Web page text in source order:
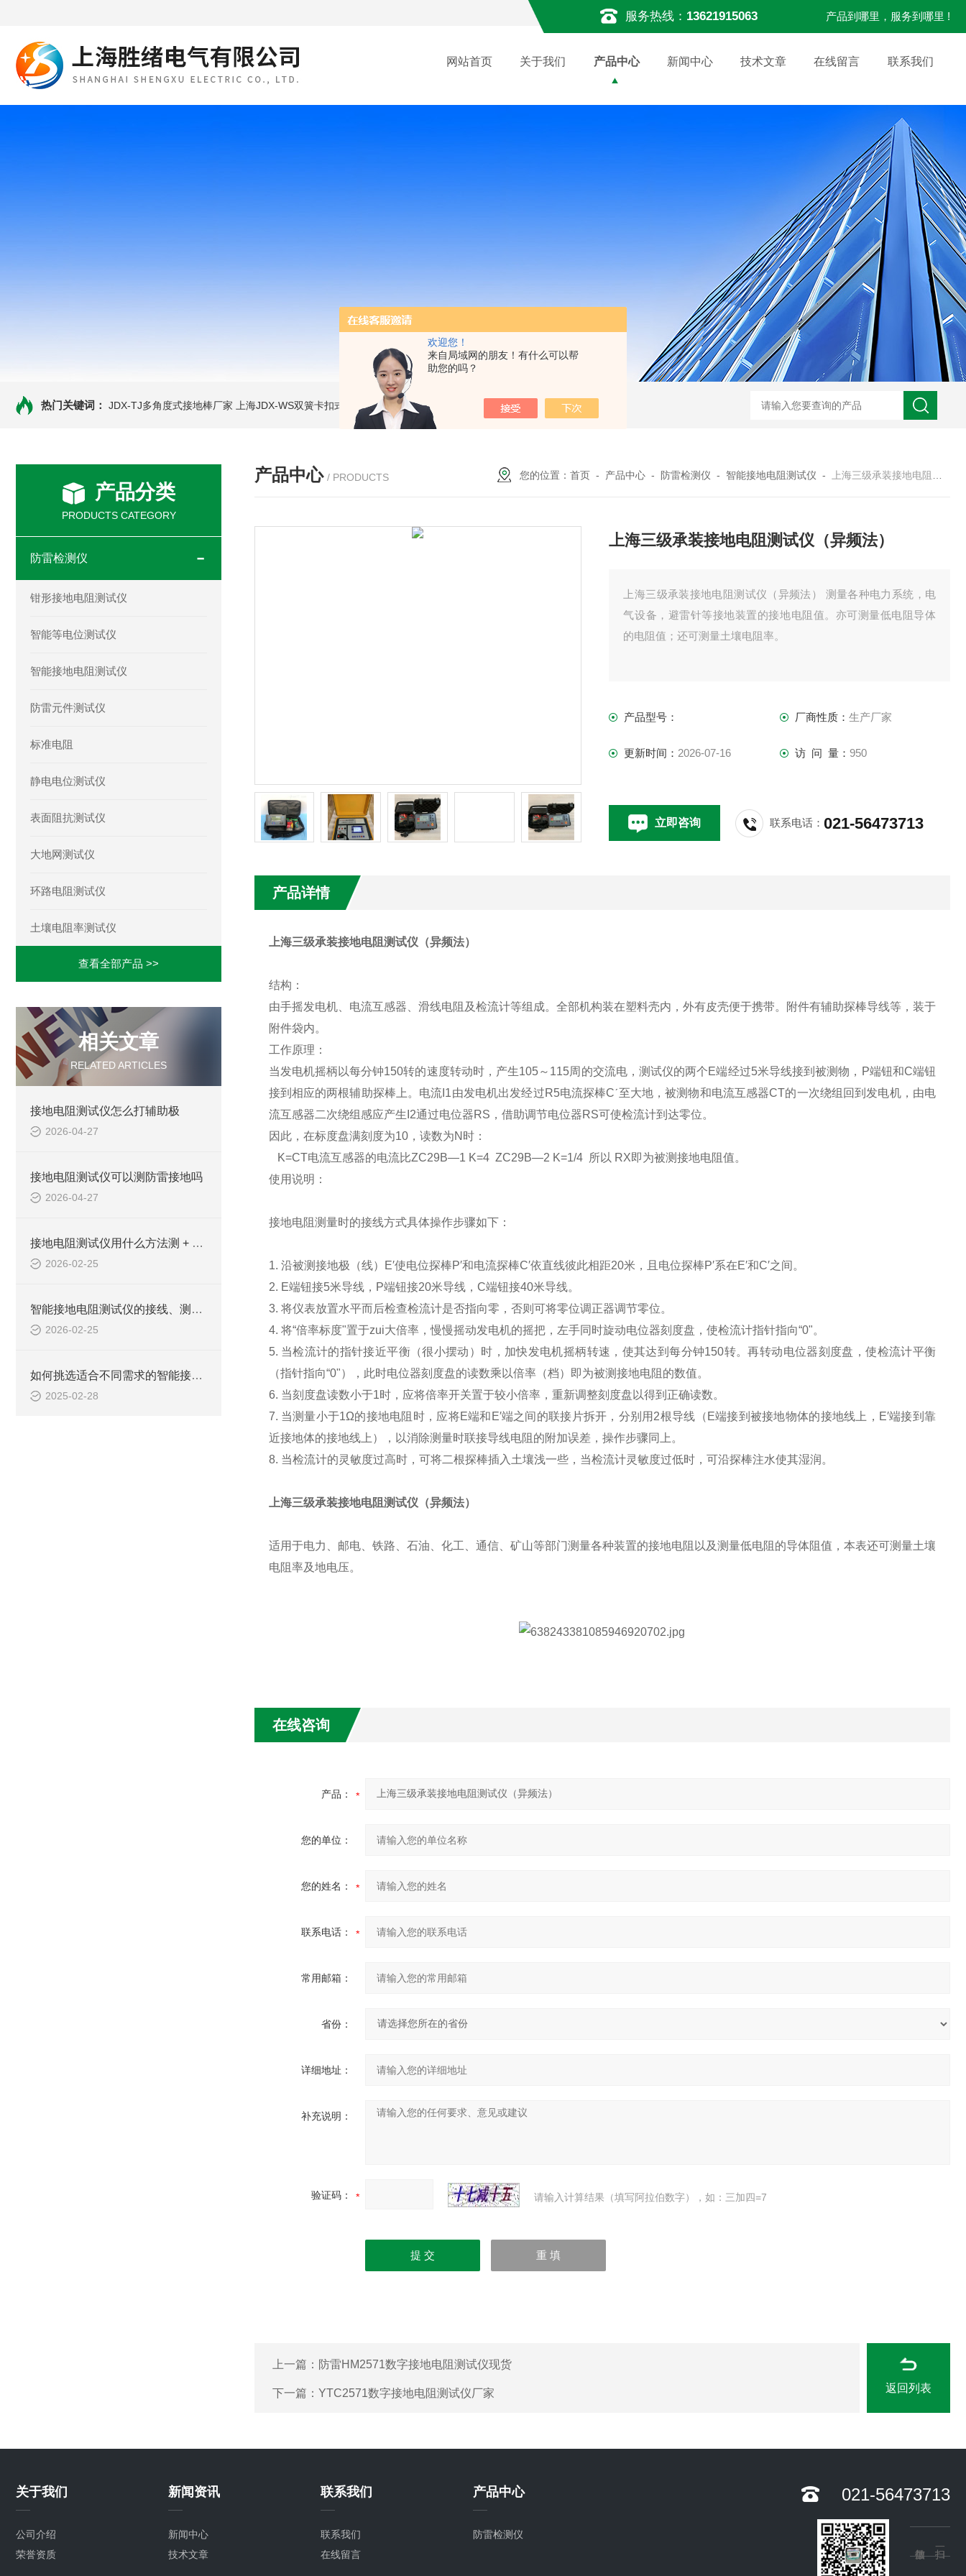
欢迎您！
来自局域网的朋友！有什么可以帮
助您的吗？
服务热线： 13621915063 产品到哪里，服务到哪里 !
网站首页 关于我们 产品中心 新闻中心 技术文章 在线留言 联系我们
热门关键词： JDX-TJ多角度式接地棒厂家 上海JDX-WS双簧卡扣式接地棒 JDX-WL圆口螺旋式（猴头式）接地棒 JDX-S双舌式接地棒价格 HD3400A接地电阻测试仪 S3010数字接地电阻测试仪现货
产品分类
PRODUCTS CATEGORY
防雷检测仪
钳形接地电阻测试仪
智能等电位测试仪
智能接地电阻测试仪
防雷元件测试仪
标准电阻
静电电位测试仪
表面阻抗测试仪
大地网测试仪
环路电阻测试仪
土壤电阻率测试仪
查看全部产品 >>
相关文章
RELATED ARTICLES
接地电阻测试仪怎么打辅助极
2026-04-27
接地电阻测试仪可以测防雷接地吗
2026-04-27
接地电阻测试仪用什么方法测 + 合格标准 + 简单操作步骤
2026-02-25
智能接地电阻测试仪的接线、测试、功能
2026-02-25
如何挑选适合不同需求的智能接地电阻测试仪？
2025-02-28
产品中心 / PRODUCTS 您的位置：首页 - 产品中心 - 防雷检测仪 - 智能接地电阻测试仪 - 上海三级承装接地电阻测试仪（异频法）
上海三级承装接地电阻测试仪（异频法）
上海三级承装接地电阻测试仪（异频法） 测量各种电力系统，电
气设备，避雷针等接地装置的接地电阻值。亦可测量低电阻导体
的电阻值；还可测量土壤电阻率。
产品型号： 厂商性质： 生产厂家
更新时间： 2026-07-16 访 问 量： 950
立即咨询 联系电话：021-56473713
产品详情
上海三级承装接地电阻测试仪（异频法）
结构：
由手摇发电机、电流互感器、滑线电阻及检流计等组成。全部机构装在塑料壳内，外有皮壳便于携带。附件有辅助探棒导线等，装于
附件袋内。
工作原理：
当发电机摇柄以每分钟150转的速度转动时，产生105～115周的交流电，测试仪的两个E端经过5米导线接到被测物，P端钮和C端钮
接到相应的两根辅助探棒上。电流I1由发电机出发经过R5电流探棒Cˊ至大地，被测物和电流互感器CT的一次绕组回到发电机，由电
流互感器二次绕组感应产生I2通过电位器RS，借助调节电位器RS可使检流计到达零位。
因此，在标度盘满刻度为10，读数为N时：
K=CT电流互感器的电流比ZC29B—1 K=4 ZC29B—2 K=1/4 所以 RX即为被测接地电阻值。
使用说明：
接地电阻测量时的接线方式具体操作步骤如下：
1. 沿被测接地极（线）E′使电位探棒P′和电流探棒C′依直线彼此相距20米，且电位探棒P′系在E′和C′之间。
2. E端钮接5米导线，P端钮接20米导线，C端钮接40米导线。
3. 将仪表放置水平而后检查检流计是否指向零，否则可将零位调正器调节零位。
4. 将“倍率标度"置于zui大倍率，慢慢摇动发电机的摇把，左手同时旋动电位器刻度盘，使检流计指针指向“0"。
5. 当检流计的指针接近平衡（很小摆动）时，加快发电机摇柄转速，使其达到每分钟150转。再转动电位器刻度盘，使检流计平衡
（指针指向“0"），此时电位器刻度盘的读数乘以倍率（档）即为被测接地电阻的数值。
6. 当刻度盘读数小于1时，应将倍率开关置于较小倍率，重新调整刻度盘以得到正确读数。
7. 当测量小于1Ω的接地电阻时，应将E端和E′端之间的联接片拆开，分别用2根导线（E端接到被接地物体的接地线上，E′端接到靠
近接地体的接地线上），以消除测量时联接导线电阻的附加误差，操作步骤同上。
8. 当检流计的灵敏度过高时，可将二根探棒插入土壤浅一些，当检流计灵敏度过低时，可沿探棒注水使其湿润。
上海三级承装接地电阻测试仪（异频法）
适用于电力、邮电、铁路、石油、化工、通信、矿山等部门测量各种装置的接地电阻以及测量低电阻的导体阻值，本表还可测量土壤
电阻率及地电压。
在线咨询
产品：
您的单位：
您的姓名：
联系电话：
常用邮箱：
省份：
详细地址：
补充说明：
验证码： 请输入计算结果（填写阿拉伯数字），如：三加四=7
上一篇： 防雷HM2571数字接地电阻测试仪现货
下一篇： YTC2571数字接地电阻测试仪厂家 返回列表
关于我们
公司介绍
荣誉资质
新闻资讯
新闻中心
技术文章
联系我们
联系我们
在线留言
产品中心
防雷检测仪
021-56473713